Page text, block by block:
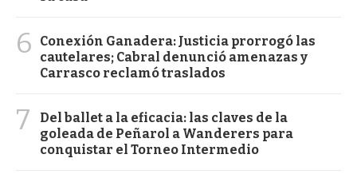
6
Conexión Ganadera: Justicia prorrogó las
cautelares; Cabral denunció amenazas y
Carrasco reclamó traslados
7
Del ballet a la eficacia: las claves de la
goleada de Peñarol a Wanderers para
conquistar el Torneo Intermedio